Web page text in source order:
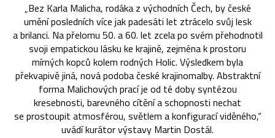
„Bez Karla Malicha, rodáka z východních Čech, by české
umění posledních více jak padesáti let ztrácelo svůj lesk
a brilanci. Na přelomu 50. a 60. let zcela po svém přehodnotil
svoji empatickou lásku ke krajině, zejména k prostoru
mírných kopců kolem rodných Holic. Výsledkem byla
překvapivě jiná, nová podoba české krajinomalby. Abstraktní
forma Malichových prací je od té doby syntézou
kresebnosti, barevného cítění a schopnosti nechat
se prostoupit atmosférou, světlem a konfigurací viděného,“
uvádí kurátor výstavy Martin Dostál.